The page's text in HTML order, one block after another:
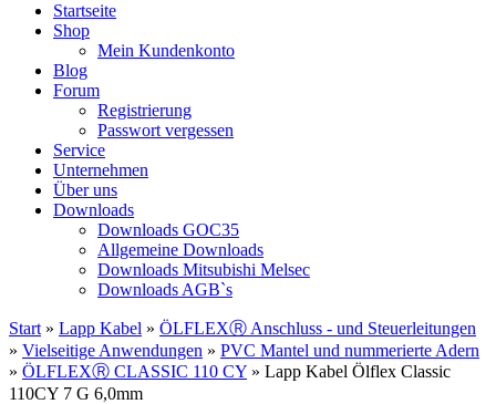
Startseite
Shop
Mein Kundenkonto
Blog
Forum
Registrierung
Passwort vergessen
Service
Unternehmen
Über uns
Downloads
Downloads GOC35
Allgemeine Downloads
Downloads Mitsubishi Melsec
Downloads AGB`s
Start » Lapp Kabel » ÖLFLEXⓇ Anschluss - und Steuerleitungen
» Vielseitige Anwendungen » PVC Mantel und nummerierte Adern
» ÖLFLEXⓇ CLASSIC 110 CY » Lapp Kabel Ölflex Classic
110CY 7 G 6,0mm